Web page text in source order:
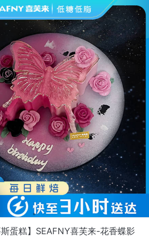
斯蛋糕】SEAFNY喜芙来-花香蝶影